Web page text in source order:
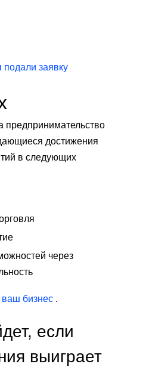
подали заявку
предпринимательство
достижения
в следующих
через
ваш бизнес .
если
выиграет